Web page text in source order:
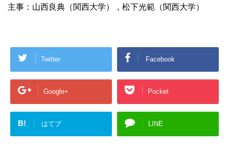
主事：山西良典（関西大学），松下光範（関西大学）
Twitter Facebook
Google+ Pocket
B! はてブ LINE